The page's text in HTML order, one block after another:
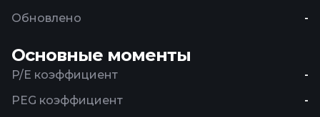
Обновлено
-
Основные моменты
P/E коэффициент
-
PEG коэффициент
-